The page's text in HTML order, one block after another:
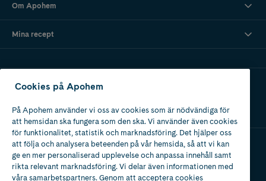
Om Apohem
Mina recept
Ladda ner vår app
Apotek med tillstånd
av Läkemedelsverket
Cookies på Apohem
På Apohem använder vi oss av cookies som är nödvändiga för
att hemsidan ska fungera som den ska. Vi använder även cookies
för funktionalitet, statistik och marknadsföring. Det hjälper oss
att följa och analysera beteenden på vår hemsida, så att vi kan
ge en mer personaliserad upplevelse och anpassa innehåll samt
rikta relevant marknadsföring. Vi delar även informationen med
våra samarbetspartners. Genom att acceptera cookies